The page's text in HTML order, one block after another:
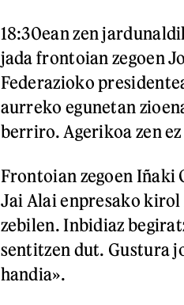
18:30ean zen
jada frontoian zegoen
Federazioko
aurreko egunetan
berriro. Agerikoa zen ez
Frontoian zegoen Iñaki
Jai Alai enpresako
zebilen. Inbidiaz
sentitzen dut. Gustura
handia».